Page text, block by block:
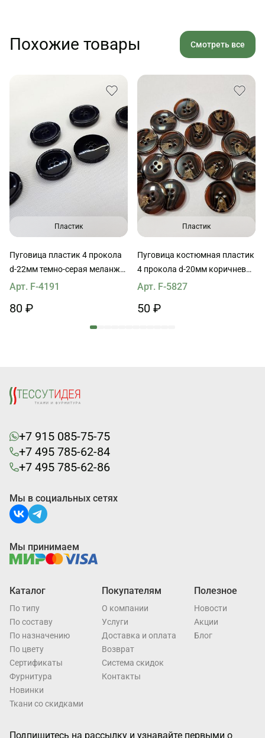
Похожие товары Смотреть все
Пластик
Пуговица пластик 4 прокола
d-22мм темно-серая меланж
MaxMara
Арт. F-4191
80 ₽
Пластик
Пуговица костюмная пластик
4 прокола d-20мм коричневая
с прожилками
Арт. F-5827
50 ₽
+7 915 085-75-75
+7 495 785-62-84
+7 495 785-62-86
Каталог
По типу
По составу
По назначению
По цвету
Cертификаты
Фурнитура
Новинки
Ткани со скидками
Покупателям
О компании
Услуги
Доставка и оплата
Возврат
Система скидок
Контакты
Полезное
Новости
Акции
Блог
Подпишитесь на рассылку и узнавайте первыми о
Мы в социальных сетях
Мы принимаем